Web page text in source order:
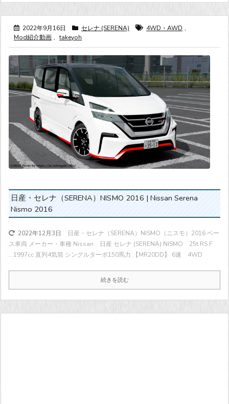
2022年9月16日 セレナ (SERENA) 4WD・AWD ,
Mod紹介動画 , takeyoh
日産・セレナ（SERENA）NISMO 2016 | Nissan Serena
Nismo 2016
2022年12月3日
日産・セレナ（SERENA）NISMO（ニスモ）2016 ベー
ス車両 メーカー・車種 Nissan 日産 セレナ (SERENA) NISMO 25t RS F
...1997cc 直列4気筒 シングルターボ150馬力 【MR20DD】 6速 4WD
続きを読む